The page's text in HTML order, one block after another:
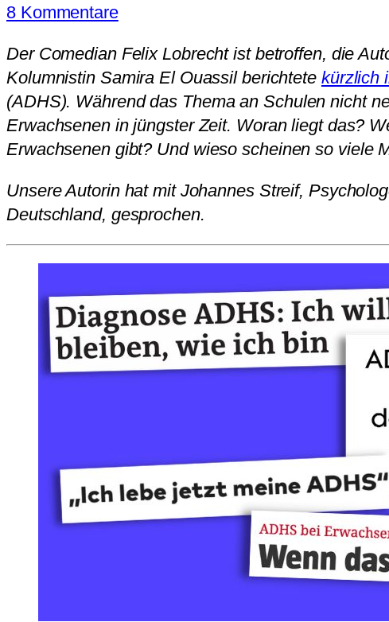
8 Kommentare
Der Comedian Felix Lobrecht ist betroffen, die
Kolumnistin Samira El Ouassil berichtete kürzlich
(ADHS). Während das Thema an Schulen nicht
Erwachsenen in jüngster Zeit. Woran liegt das?
Erwachsenen gibt? Und wieso scheinen so viele
Unsere Autorin hat mit Johannes Streif,
Deutschland, gesprochen.